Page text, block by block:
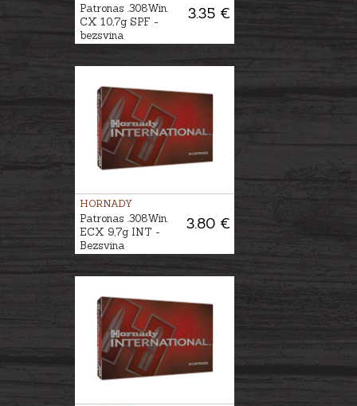
3.35 €
Patronas .308Win.
CX 10,7g SPF -
bezsvina
HORNADY
3.80 €
Patronas .308Win.
ECX 9,7g INT -
Bezsvina